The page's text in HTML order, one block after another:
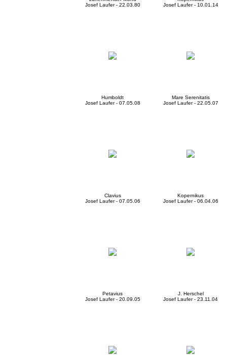
Josef Laufer - 22.03.80
Josef Laufer - 10.01.14
Humboldt
Josef Laufer - 07.05.08
Mare Serenitatis
Josef Laufer - 22.05.07
Clavius
Josef Laufer - 07.05.06
Kopernikus
Josef Laufer - 06.04.06
Petavius
Josef Laufer - 20.09.05
J. Herschel
Josef Laufer - 23.11.04